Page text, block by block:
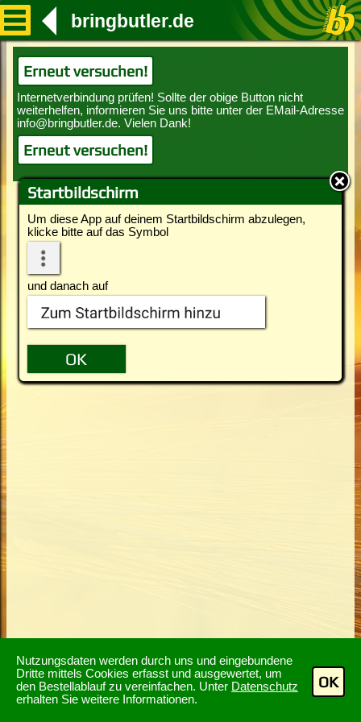
Nutzungsdaten werden durch uns und eingebundene
Dritte mittels Cookies erfasst und ausgewertet, um
den Bestellablauf zu vereinfachen. Unter Datenschutz
erhalten Sie weitere Informationen.
OK
Startbildschirm
Um diese App auf deinem Startbildschirm abzulegen,
klicke bitte auf das Symbol
und danach auf
bringbutler.de
Erneut versuchen!
Erneut versuchen!